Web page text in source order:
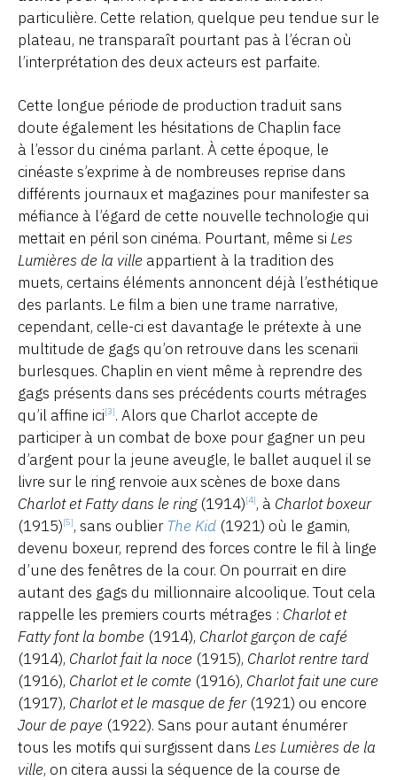
particulière. Cette relation, quelque peu tendue sur le
plateau, ne transparaît pourtant pas à l’écran où
l’interprétation des deux acteurs est parfaite.
Cette longue période de production traduit sans
doute également les hésitations de Chaplin face
à l’essor du cinéma parlant. À cette époque, le
cinéaste s’exprime à de nombreuses reprise dans
différents journaux et magazines pour manifester sa
méfiance à l’égard de cette nouvelle technologie qui
mettait en péril son cinéma. Pourtant, même si Les
Lumières de la ville appartient à la tradition des
muets, certains éléments annoncent déjà l’esthétique
des parlants. Le film a bien une trame narrative,
cependant, celle-ci est davantage le prétexte à une
multitude de gags qu’on retrouve dans les scenarii
burlesques. Chaplin en vient même à reprendre des
gags présents dans ses précédents courts métrages
qu’il affine ici[3]. Alors que Charlot accepte de
participer à un combat de boxe pour gagner un peu
d’argent pour la jeune aveugle, le ballet auquel il se
livre sur le ring renvoie aux scènes de boxe dans
Charlot et Fatty dans le ring(1914)[4], à Charlot boxeur
(1915)[5], sans oublierThe Kid (1921) où le gamin,
devenu boxeur, reprend des forces contre le fil à linge
d’une des fenêtres de la cour. On pourrait en dire
autant des gags du millionnaire alcoolique. Tout cela
rappelle les premiers courts métrages : Charlot et
Fatty font la bombe (1914), Charlot garçon de café
(1914), Charlot fait la noce (1915), Charlot rentre tard
(1916), Charlot et le comte (1916), Charlot fait une cure
(1917), Charlot et le masque de fer(1921) ou encore
Jour de paye (1922). Sans pour autant énumérer
tous les motifs qui surgissent dans Les Lumières de la
ville, on citera aussi la séquence de la course de